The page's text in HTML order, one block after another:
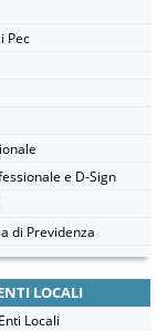
Pec
e D-Sign
di Previdenza
LOCALI
Locali